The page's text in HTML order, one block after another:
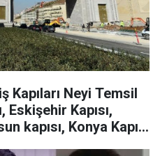
Kapıları Neyi Temsil
Eskişehir Kapısı,
kapısı, Konya Kapısı